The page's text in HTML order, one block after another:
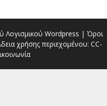
Λογισμικού Wordpress | Όροι
χρήσης περιεχομένου: CC-